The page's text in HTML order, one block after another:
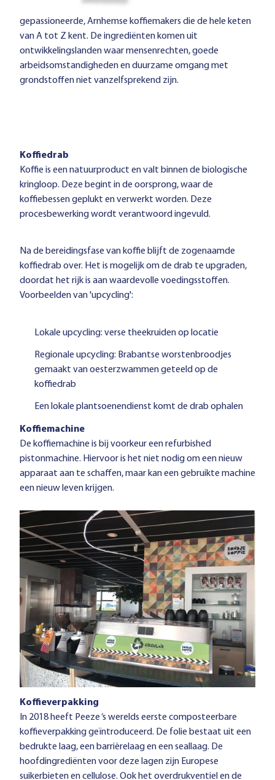
gepassioneerde, Arnhemse koffiemakers die de hele keten
van A tot Z kent. De ingrediënten komen uit
ontwikkelingslanden waar mensenrechten, goede
arbeidsomstandigheden en duurzame omgang met
grondstoffen niet vanzelfsprekend zijn.
Koffiedrab
Koffie is een natuurproduct en valt binnen de biologische
kringloop. Deze begint in de oorsprong, waar de
koffiebessen geplukt en verwerkt worden. Deze
procesbewerking wordt verantwoord ingevuld.
Na de bereidingsfase van koffie blijft de zogenaamde
koffiedrab over. Het is mogelijk om de drab te upgraden,
doordat het rijk is aan waardevolle voedingsstoffen.
Voorbeelden van 'upcycling':
Lokale upcycling: verse theekruiden op locatie
Regionale upcycling: Brabantse worstenbroodjes
gemaakt van oesterzwammen geteeld op de
koffiedrab
Een lokale plantsoenendienst komt de drab ophalen
Koffiemachine
De koffiemachine is bij voorkeur een refurbished
pistonmachine. Hiervoor is het niet nodig om een nieuw
apparaat aan te schaffen, maar kan een gebruikte machine
een nieuw leven krijgen.
Koffieverpakking
In 2018 heeft Peeze ‘s werelds eerste composteerbare
koffieverpakking geïntroduceerd. De folie bestaat uit een
bedrukte laag, een barrièrelaag en een seallaag. De
hoofdingrediënten voor deze lagen zijn Europese
suikerbieten en cellulose. Ook het overdrukventiel en de